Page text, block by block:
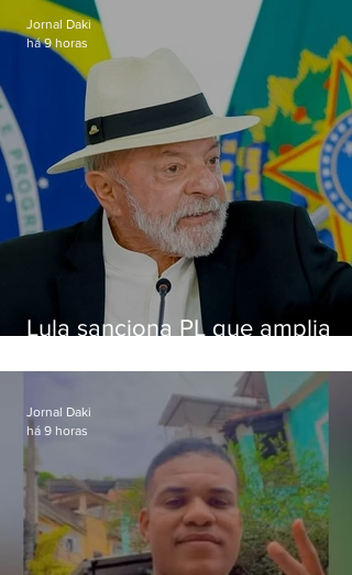
Lula sanciona PL que amplia
crianças
Jornal Daki
há 9 horas
Jornal Daki
há 9 horas